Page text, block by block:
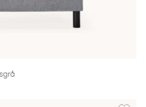
Ljusgrå Finns även i dessa
Lägg